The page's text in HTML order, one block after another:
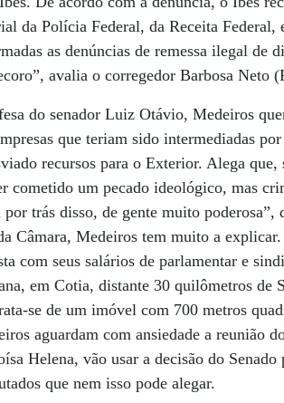
da Polícia Federal, da Receita Federal,
as denúncias de remessa ilegal de
avalia o corregedor Barbosa Neto
do senador Luiz Otávio, Medeiros
que teriam sido intermediadas
recursos para o Exterior. Alega
cometido um pecado ideológico, mas
trás disso, de gente muito poderosa”,
Câmara, Medeiros tem muito a
com seus salários de parlamentar e
em Cotia, distante 30 quilômetros de
se de um imóvel com 700 metros
aguardam com ansiedade a reunião
Helena, vão usar a decisão do
que nem isso pode alegar.